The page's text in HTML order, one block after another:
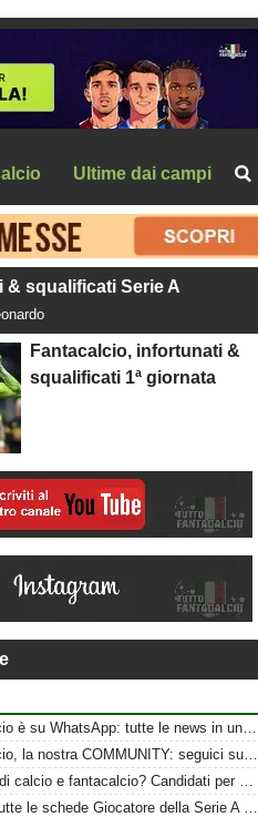
Ultime dai campi
& squalificati Serie A
Fantacalcio, infortunati &
squalificati 1ª giornata
Tuttofantacalcio è su WhatsApp: tutte le news in un click
Tuttofantacalcio, la nostra COMMUNITY: seguici sui nostri canali social
Vuoi scrivere di calcio e fantacalcio? Candidati per Tuttofantacalcio
Fantacalcio, tutte le schede Giocatore della Serie A 26-27